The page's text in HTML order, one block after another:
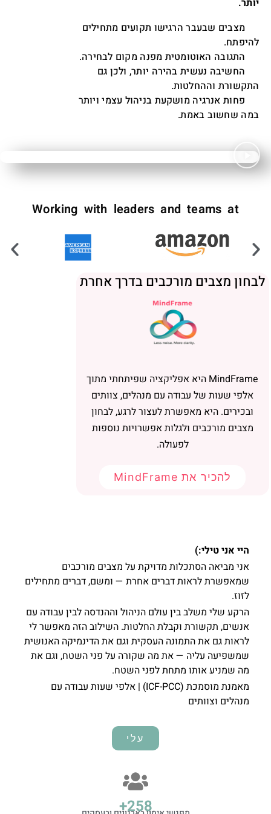
יותר.
מצבים שבעבר הרגישו תקועים מתחילים
להיפתח.
התגובה האוטומטית מפנה מקום לבחירה.
החשיבה נעשית בהירה יותר, ולכן גם
התקשורת וההחלטות.
פחות אנרגיה מושקעת בניהול עצמי ויותר
במה שחשוב באמת.
Working with leaders and teams at
מצבים מורכבים בדרך אחרת
MindFrame היא אפליקציה שפיתחתי מתוך
אלפי שעות של עבודה עם מנהלים, צוותים
ובכירים. היא מאפשרת לעצור לרגע, לבחון
מצבים מורכבים ולגלות אפשרויות נוספות
לפעולה.
להכיר את MindFrame
היי אני טילי:)
אני מביאה הסתכלות מדויקת על מצבים מורכבים
שמאפשרת לראות דברים אחרת — ומשם, דברים מתחילים
לזוז.
הרקע שלי משלב בין עולם הניהול וההנדסה לבין עבודה עם
אנשים, תקשורת וקבלת החלטות. השילוב הזה מאפשר לי
לראות גם את התמונה העסקית וגם את הדינמיקה האנושית
שמשפיעה עליה — את מה שקורה על פני השטח, וגם את
מה שמניע אותו מתחת לפני השטח.
מאמנת מוסמכת (ICF-PCC) | אלפי שעות עבודה עם
מנהלים וצוותים
עלי
359
+